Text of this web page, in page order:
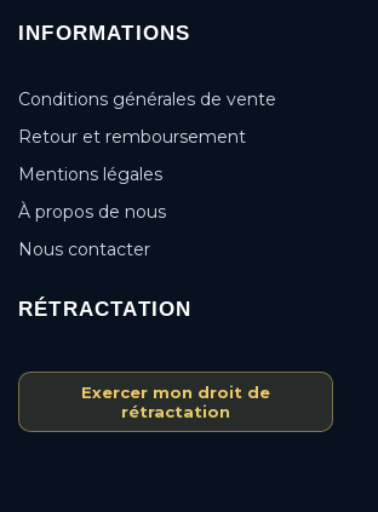
INFORMATIONS
Conditions générales de vente
Retour et remboursement
Mentions légales
À propos de nous
Nous contacter
RÉTRACTATION
Exercer mon droit de
rétractation